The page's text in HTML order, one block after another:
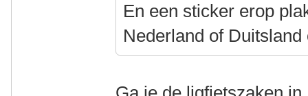
En een sticker erop
Nederland of